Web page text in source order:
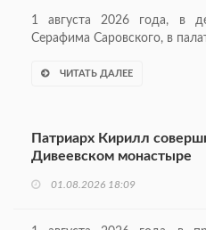
1 августа 2026 года, в
Серафима Саровского, в
ЧИТАТЬ ДАЛЕЕ
Патриарх Кирилл
Дивеевском монастыре
01.08.2026 18:09